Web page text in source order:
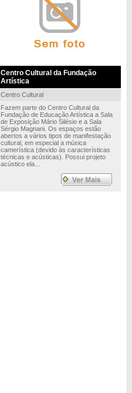
Centro Cultural da Fundação
Artística
Centro Cultural
Fazem parte do Centro Cultural da
Fundação de Educação Artística a Sala
de Exposição Mário Silésio e a Sala
Sérgio Magnani. Os espaços estão
abertos a vários tipos de manifestação
cultural, em especial a música
camerística (devido às características
técnicas e acústicas). Possui projeto
acústico ela...